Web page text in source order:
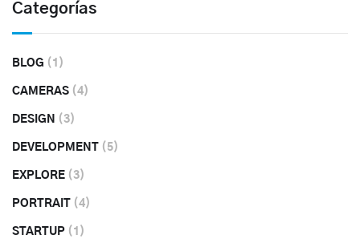
Categorías
BLOG (1)
CAMERAS (4)
DESIGN (3)
DEVELOPMENT (5)
EXPLORE (3)
PORTRAIT (4)
STARTUP (1)